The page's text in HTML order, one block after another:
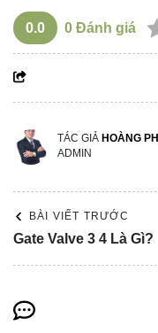
0.0 0 Đánh giá
TÁC GIẢ HOÀNG PHI
ADMIN
BÀI VIẾT TRƯỚC
Gate Valve 3 4 Là Gì?